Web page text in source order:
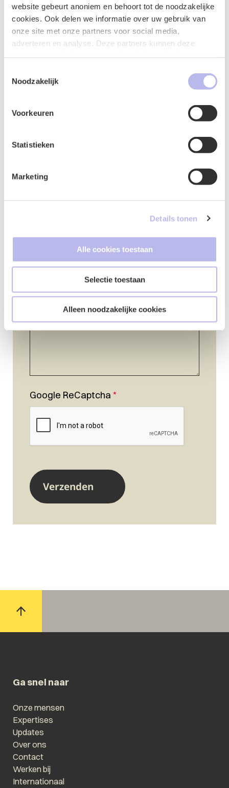
website gebeurt anoniem en behoort tot de noodzakelijke
cookies. Ook delen we informatie over uw gebruik van
onze site met onze partners voor social media,
adverteren en analyse. Deze partners kunnen deze
uw gebruik van hun services.
Noodzakelijk
Voorkeuren
Statistieken
Marketing
Details tonen
Alle cookies toestaan
Selectie toestaan
Alleen noodzakelijke cookies
Naam*
Telefoonnummer*
Vraag of opmerking*
Google ReCaptcha *
Ga snel naar
Onze mensen
Expertises
Updates
Over ons
Contact
Werken bij
Internationaal